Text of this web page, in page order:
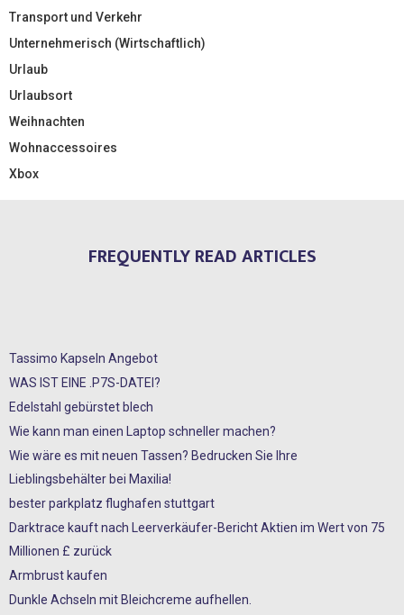
Transport und Verkehr
Unternehmerisch (Wirtschaftlich)
Urlaub
Urlaubsort
Weihnachten
Wohnaccessoires
Xbox
FREQUENTLY READ ARTICLES
Tassimo Kapseln Angebot
WAS IST EINE .P7S-DATEI?
Edelstahl gebürstet blech
Wie kann man einen Laptop schneller machen?
Wie wäre es mit neuen Tassen? Bedrucken Sie Ihre
Lieblingsbehälter bei Maxilia!
bester parkplatz flughafen stuttgart
Darktrace kauft nach Leerverkäufer-Bericht Aktien im Wert von 75
Millionen £ zurück
Armbrust kaufen
Dunkle Achseln mit Bleichcreme aufhellen.